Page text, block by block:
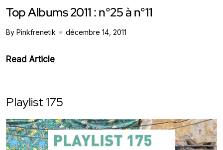
Top Albums 2011 : n°25 à n°11
By Pinkfrenetik décembre 14, 2011
Read Article
Playlist 175